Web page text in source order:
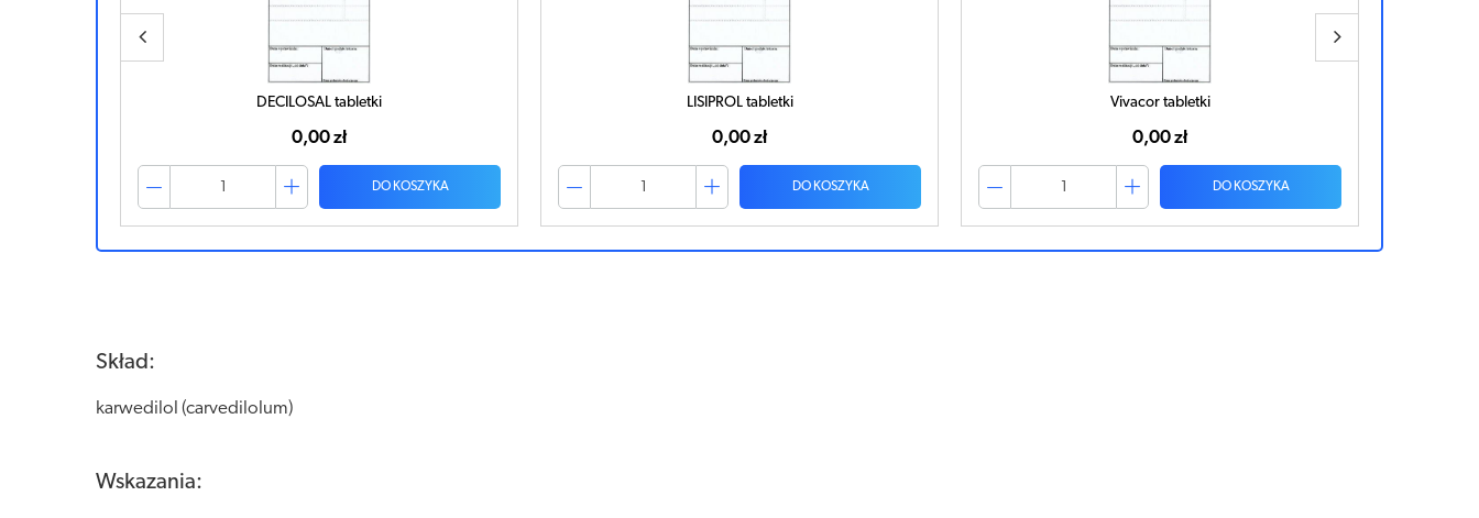
DECILOSAL tabletki
0,00 zł
DO KOSZYKA
LISIPROL tabletki
0,00 zł
DO KOSZYKA
Vivacor tabletki
0,00 zł
DO KOSZYKA
Skład:
karwedilol (carvedilolum)
Wskazania: